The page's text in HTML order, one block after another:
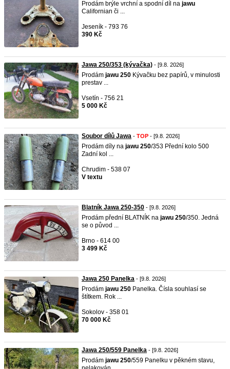
Prodám brýle vrchní a spodní díl na jawu
Californian či ...
Jeseník - 793 76
390 Kč
Jawa 250/353 (kývačka) - [9.8. 2026]
Prodám jawu 250 Kývačku bez papírů, v minulosti
prestav ...
Vsetín - 756 21
5 000 Kč
Soubor dílů Jawa - TOP - [9.8. 2026]
Prodám díly na jawu 250/353 Přední kolo 500
Zadní kol ...
Chrudim - 538 07
V textu
Blatník Jawa 250-350 - [9.8. 2026]
Prodám přední BLATNÍK na jawu 250/350. Jedná
se o původ ...
Brno - 614 00
3 499 Kč
Jawa 250 Panelka - [9.8. 2026]
Prodám jawu 250 Panelka. Čísla souhlasí se
štítkem. Rok ...
Sokolov - 358 01
70 000 Kč
Jawa 250/559 Panelka - [9.8. 2026]
Prodám jawu 250/559 Panelku v pěkném stavu,